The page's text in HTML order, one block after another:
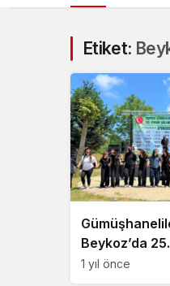
Etiket:
Beykoz’da
şöleninde
1 yıl önce